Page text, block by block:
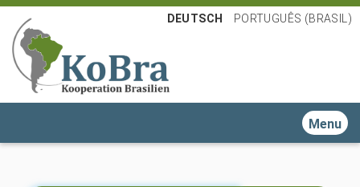
DEUTSCH PORTUGUÊS (BRASIL)
Toggle